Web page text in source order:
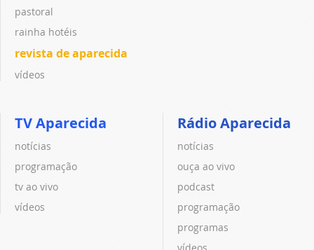
pastoral
rainha hotéis
revista de aparecida
vídeos
TV Aparecida
notícias
programação
tv ao vivo
vídeos
Rádio Aparecida
notícias
ouça ao vivo
podcast
programação
programas
vídeos